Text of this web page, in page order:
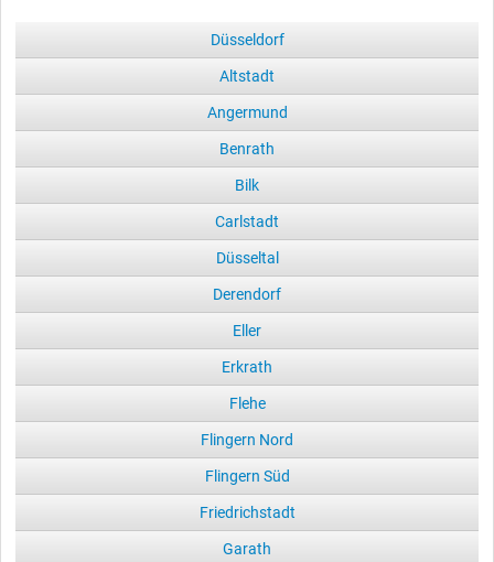
Düsseldorf
Altstadt
Angermund
Benrath
Bilk
Carlstadt
Düsseltal
Derendorf
Eller
Erkrath
Flehe
Flingern Nord
Flingern Süd
Friedrichstadt
Garath